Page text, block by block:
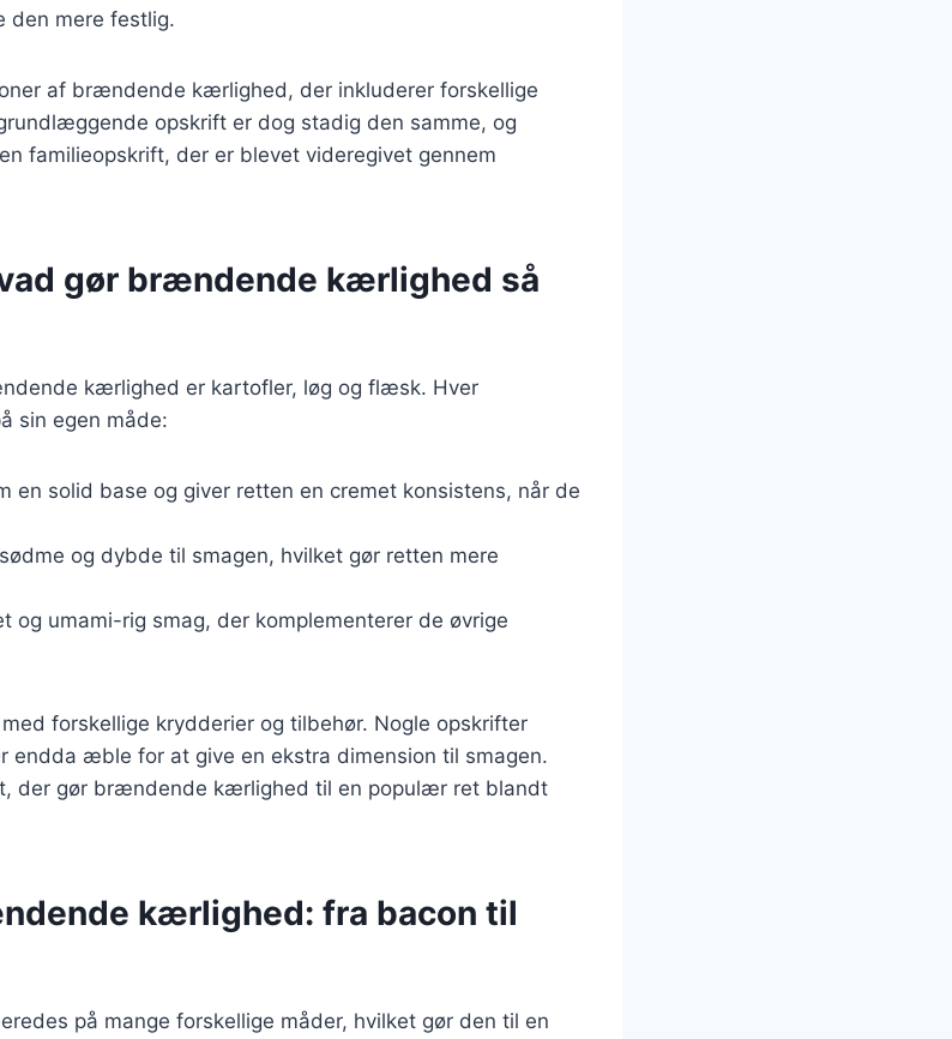
den mere festlig.
af brændende kærlighed, der inkluderer forskellige
opskrift er dog stadig den samme, og
familieopskrift, der er blevet videregivet gennem
gør brændende kærlighed så
kærlighed er kartofler, løg og flæsk. Hver
sin egen måde:
en solid base og giver retten en cremet konsistens, når de
og dybde til smagen, hvilket gør retten mere
og umami-rig smag, der komplementerer de øvrige
forskellige krydderier og tilbehør. Nogle opskrifter
endda æble for at give en ekstra dimension til smagen.
der gør brændende kærlighed til en populær ret blandt
kærlighed: fra bacon til
på mange forskellige måder, hvilket gør den til en